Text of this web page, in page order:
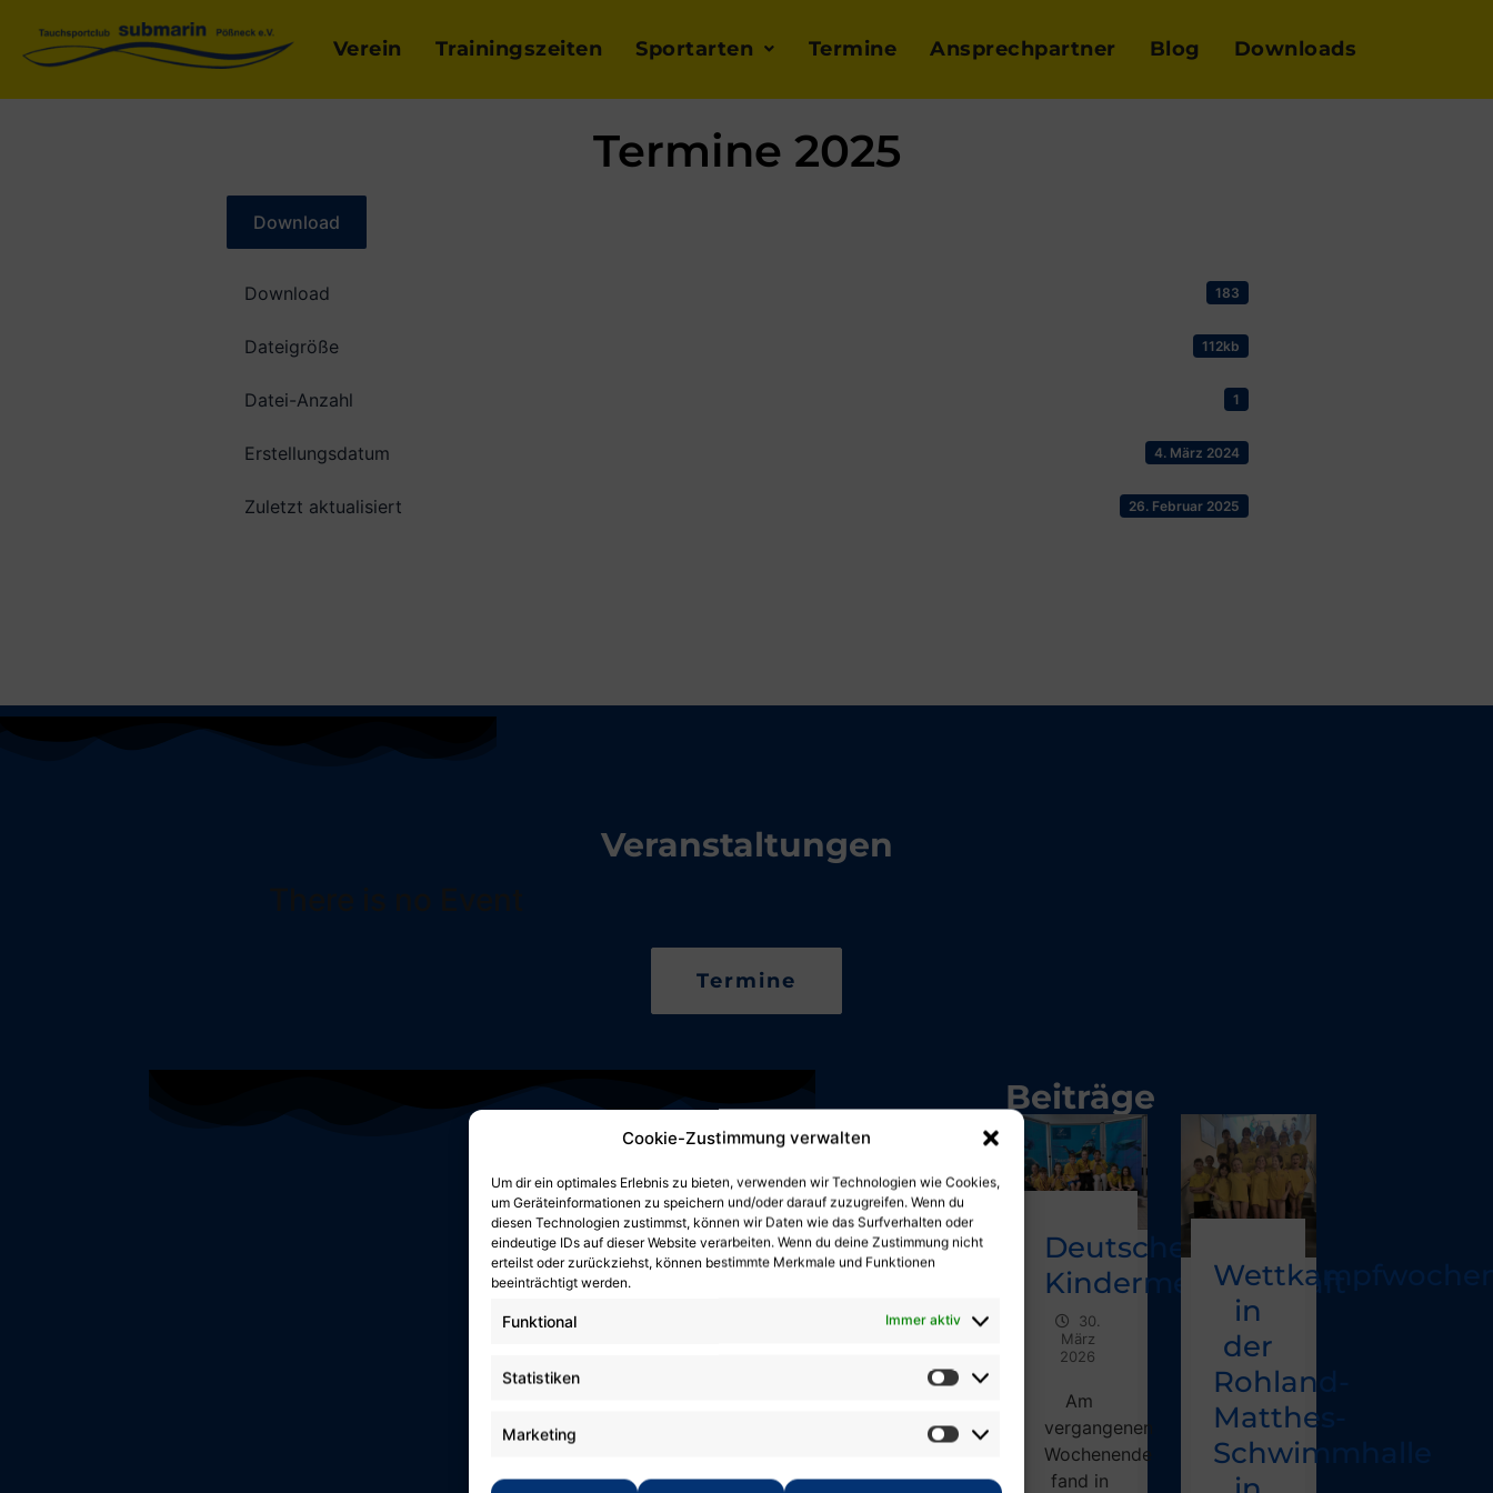
Cookie-Zustimmung verwalten
Um dir ein optimales Erlebnis zu bieten, verwenden wir Technologien wie Cookies,
um Geräteinformationen zu speichern und/oder darauf zuzugreifen. Wenn du
diesen Technologien zustimmst, können wir Daten wie das Surfverhalten oder
eindeutige IDs auf dieser Website verarbeiten. Wenn du deine Zustimmung nicht
erteilst oder zurückziehst, können bestimmte Merkmale und Funktionen
beeinträchtigt werden.
Funktional Immer aktiv
Statistiken
Marketing
Verein Trainingszeiten Sportarten Termine Ansprechpartner Blog Downloads
Termine 2025
Download
Download 183
Dateigröße 112kb
Datei-Anzahl 1
Erstellungsdatum 4. März 2024
Zuletzt aktualisiert 26. Februar 2025
Veranstaltungen
Termine
Beiträge
Medaillenregen
für
den
„submarin“
Pößneck
e.V.
Deutsche
Kindermeisterschaft
30.
März
2026
Am
vergangenen
Wochenende
fand in
in
der
Rohland-
Matthes-
Schwimmhalle